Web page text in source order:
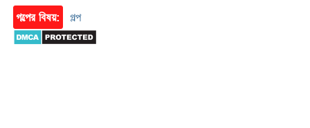
গল্পের বিষয়: গল্প